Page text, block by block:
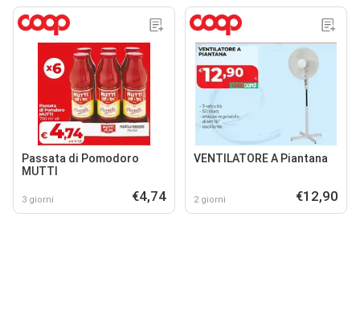
Passata di Pomodoro
MUTTI
3 giorni €4,74
VENTILATORE A Piantana
2 giorni €12,90